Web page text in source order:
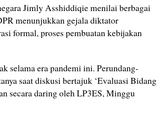
Jimly Asshiddiqie menilai berbagai
menunjukkan gejala diktator
formal, proses pembuatan kebijakan
selama era pandemi ini. Perundang-
saat diskusi bertajuk ‘Evaluasi Bidang
secara daring oleh LP3ES, Minggu